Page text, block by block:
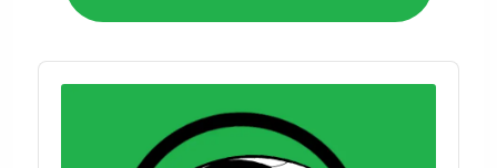
Audio
Player